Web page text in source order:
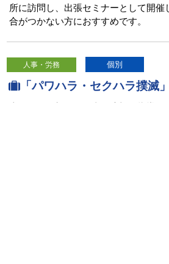
所に訪問し、出張セミナーとして開
合がつかない方におすすめです。
人事・労務 個別
「パワハラ・セクハラ撲滅